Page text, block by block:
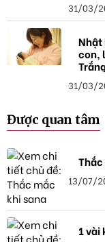
31/03/
Nhật
con,
31/03/
Được quan tâm
13/07/
1 vài